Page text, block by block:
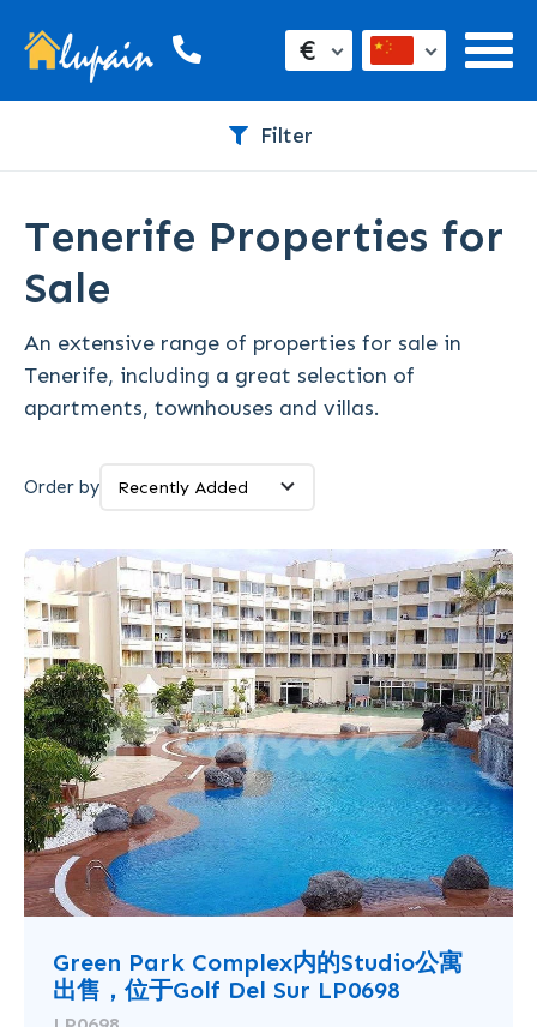
€
Filter
Tenerife Properties for
Sale
An extensive range of properties for sale in
Tenerife, including a great selection of
apartments, townhouses and villas.
Order by
Green Park Complex内的Studio公寓
出售，位于Golf Del Sur LP0698